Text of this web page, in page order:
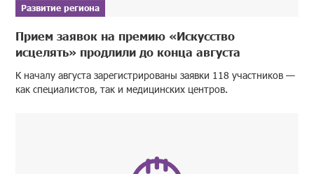
Развитие региона
Прием заявок на премию «Искусство
исцелять» продлили до конца августа
К началу августа зарегистрированы заявки 118 участников —
как специалистов, так и медицинских центров.